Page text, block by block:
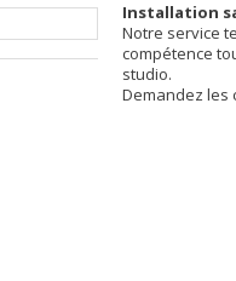
Installation
Notre service
compétence
studio.
Demandez les